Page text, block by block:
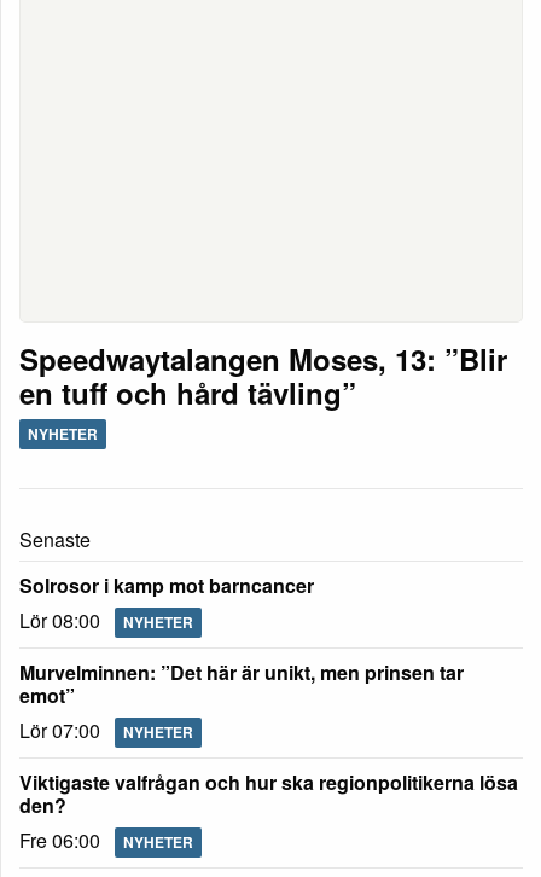
Speedwaytalangen Moses, 13: ”Blir
en tuff och hård tävling”
NYHETER
Senaste
Solrosor i kamp mot barncancer
Lör 08:00
NYHETER
Murvelminnen: ”Det här är unikt, men prinsen tar
emot”
Lör 07:00
NYHETER
Viktigaste valfrågan och hur ska regionpolitikerna lösa
den?
Fre 06:00
NYHETER